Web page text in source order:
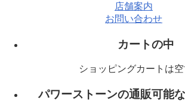
店舗案内
お問い合わせ
カートの中
ショッピングカートは空
パワーストーンの通販可能